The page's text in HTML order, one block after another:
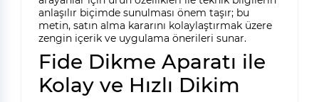
anlaşılır biçimde sunulması önem taşır; bu
metin, satın alma kararını kolaylaştırmak üzere
zengin içerik ve uygulama önerileri sunar.
Fide Dikme Aparatı ile
Kolay ve Hızlı Dikim